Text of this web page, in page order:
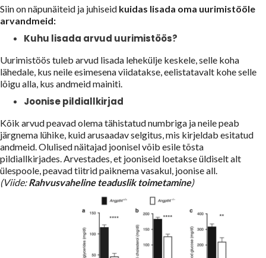
Siin on näpunäiteid ja juhiseid kuidas lisada oma uurimistööle
arvandmeid:
Kuhu lisada arvud uurimistöös?
Uurimistöös tuleb arvud lisada lehekülje keskele, selle koha
lähedale, kus neile esimesena viidatakse, eelistatavalt kohe selle
lõigu alla, kus andmeid mainiti.
Joonise pildiallkirjad
Kõik arvud peavad olema tähistatud numbriga ja neile peab
järgnema lühike, kuid arusaadav selgitus, mis kirjeldab esitatud
andmeid. Olulised näitajad joonisel võib esile tõsta
pildiallkirjades. Arvestades, et jooniseid loetakse üldiselt alt
ülespoole, peavad tiitrid paiknema vasakul, joonise all.
(Viide:Rahvusvaheline teaduslik toimetamine)